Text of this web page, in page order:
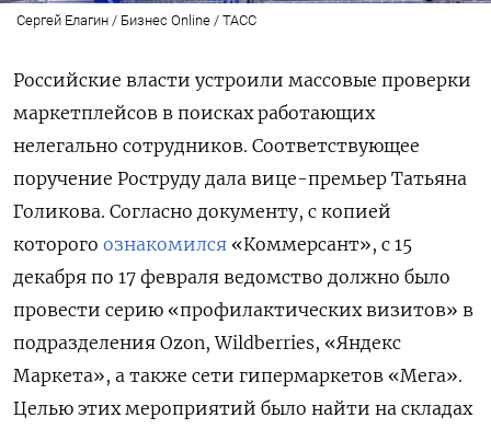
Сергей Елагин / Бизнес Online / ТАСС
Российские власти устроили массовые проверки
маркетплейсов в поисках работающих
нелегально сотрудников. Соответствующее
поручение Роструду дала вице-премьер Татьяна
Голикова. Согласно документу, с копией
которого ознакомился «Коммерсант», с 15
декабря по 17 февраля ведомство должно было
провести серию «профилактических визитов» в
подразделения Ozon, Wildberries, «Яндекс
Маркета», а также сети гипермаркетов «Мега».
Целью этих мероприятий было найти на складах